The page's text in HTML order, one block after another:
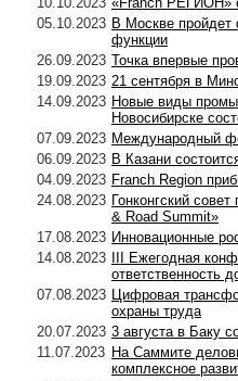
05.10.2023 В Москве
функции
26.09.2023 Точка впервые
19.09.2023 21 сентября в
14.09.2023 Новые виды
Новосибирске
07.09.2023 Международный
06.09.2023 В Казани
04.09.2023 Franch Region
24.08.2023 Гонконгский
& Road Summit»
17.08.2023 Инновационные
14.08.2023
III Ежегодная
ответственность
07.08.2023 Цифровая
охраны труда
20.07.2023 3 августа в Баку
11.07.2023 На Саммите
комплексное